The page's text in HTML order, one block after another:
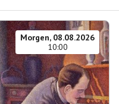
Morgen, 08.08.2026
10:00